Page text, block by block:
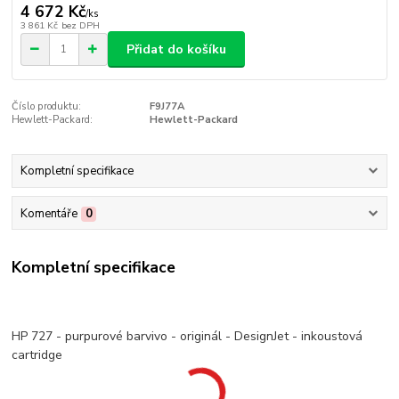
4 672 Kč/ks
3 861 Kč bez DPH
Přidat do košíku
Číslo produktu:
F9J77A
Hewlett-Packard:
Hewlett-Packard
Kompletní specifikace
Komentáře 0
Kompletní specifikace
HP 727 - purpurové barvivo - originál - DesignJet - inkoustová
cartridge